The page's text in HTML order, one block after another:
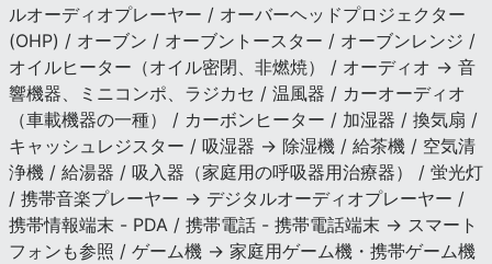
ルオーディオプレーヤー / オーバーヘッドプロジェクター
(OHP) / オーブン / オーブントースター / オーブンレンジ /
オイルヒーター（オイル密閉、非燃焼） / オーディオ → 音
響機器、ミニコンポ、ラジカセ / 温風器 / カーオーディオ
（車載機器の一種） / カーボンヒーター / 加湿器 / 換気扇 /
キャッシュレジスター / 吸湿器 → 除湿機 / 給茶機 / 空気清
浄機 / 給湯器 / 吸入器（家庭用の呼吸器用治療器） / 蛍光灯
/ 携帯音楽プレーヤー → デジタルオーディオプレーヤー /
携帯情報端末 - PDA / 携帯電話 - 携帯電話端末 → スマート
フォンも参照 / ゲーム機 → 家庭用ゲーム機・携帯ゲーム機